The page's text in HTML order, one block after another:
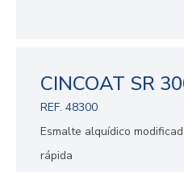
CINCOAT SR
REF. 48300
Esmalte alquídico
rápida